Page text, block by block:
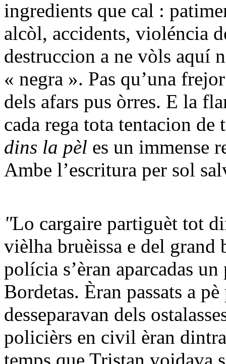
ingredients que cal :
alcòl, accidents, violéncia
destruccion a ne vòls aquí
« negra ». Pas qu’una
dels afars pus òrres. E la
cada rega tota tentacion de
dins la pèl es un immense
Ambe l’escritura per sol
"Lo cargaire partiguèt tot
vièlha bruèissa e del grand
polícia s’èran aparcadas
Bordetas. Èran passats a
desseparavan dels
policièrs en civil èran